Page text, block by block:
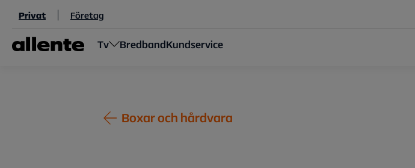
Hoppa till huvudinnehåll
Privat Företag
Tv BredbandKundservice
Boxar och hårdvara